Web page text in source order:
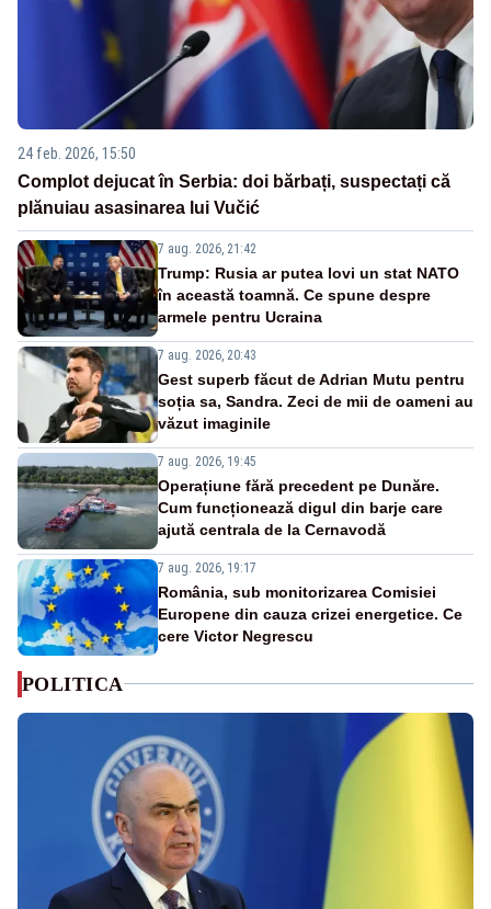
24 feb. 2026, 15:50
Complot dejucat în Serbia: doi bărbați, suspectați că
plănuiau asasinarea lui Vučić
7 aug. 2026, 21:42
Trump: Rusia ar putea lovi un stat NATO
în această toamnă. Ce spune despre
armele pentru Ucraina
7 aug. 2026, 20:43
Gest superb făcut de Adrian Mutu pentru
soția sa, Sandra. Zeci de mii de oameni au
văzut imaginile
7 aug. 2026, 19:45
Operațiune fără precedent pe Dunăre.
Cum funcționează digul din barje care
ajută centrala de la Cernavodă
7 aug. 2026, 19:17
România, sub monitorizarea Comisiei
Europene din cauza crizei energetice. Ce
cere Victor Negrescu
POLITICA